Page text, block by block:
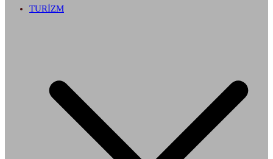
TURİZM